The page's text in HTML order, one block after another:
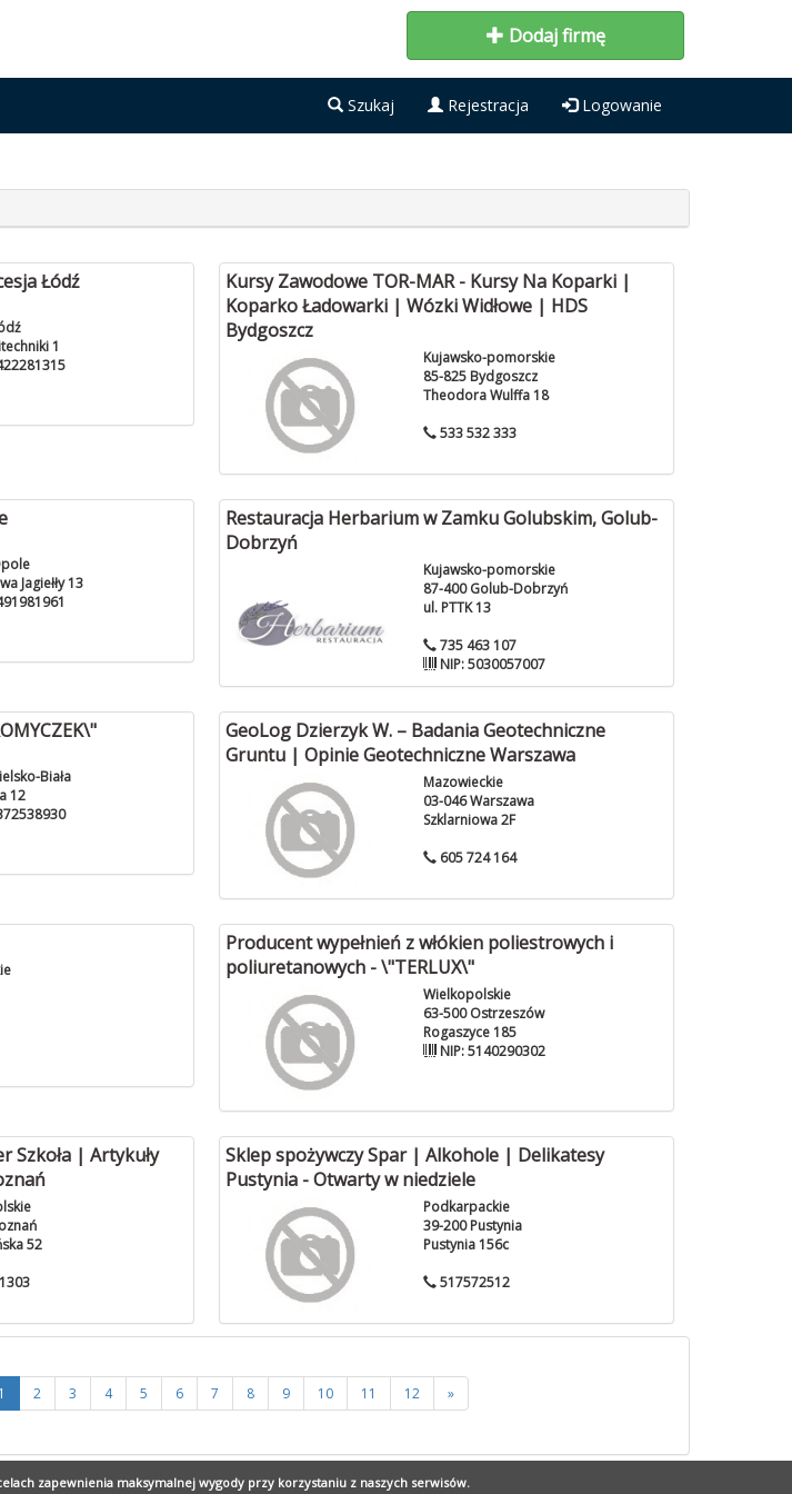
Dodaj firmę
Szukaj Rejestracja Logowanie
Łódź
1
Kursy Zawodowe TOR-MAR - Kursy Na Koparki |
Koparko Ładowarki | Wózki Widłowe | HDS
Bydgoszcz
Kujawsko-pomorskie
85-825 Bydgoszcz
Theodora Wulffa 18
533 532 333
Jagiełły 13
Restauracja Herbarium w Zamku Golubskim, Golub-
Dobrzyń
Kujawsko-pomorskie
87-400 Golub-Dobrzyń
ul. PTTK 13
735 463 107
NIP: 5030057007
Biała
12
GeoLog Dzierzyk W. – Badania Geotechniczne
Gruntu | Opinie Geotechniczne Warszawa
Mazowieckie
03-046 Warszawa
Szklarniowa 2F
605 724 164
Producent wypełnień z włókien poliestrowych i
poliuretanowych - \"TERLUX\"
Wielkopolskie
63-500 Ostrzeszów
Rogaszyce 185
NIP: 5140290302
Szkoła | Artykuły
52
Sklep spożywczy Spar | Alkohole | Delikatesy
Pustynia - Otwarty w niedziele
Podkarpackie
39-200 Pustynia
Pustynia 156c
517572512
1 2 3 4 5 6 7 8 9 10 11 12 »
zapewnienia maksymalnej wygody przy korzystaniu z naszych serwisów.